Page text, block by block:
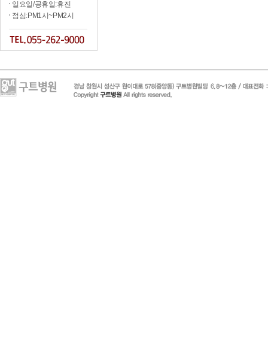
일요일/공휴일:휴진
점심:PM1시~PM2시